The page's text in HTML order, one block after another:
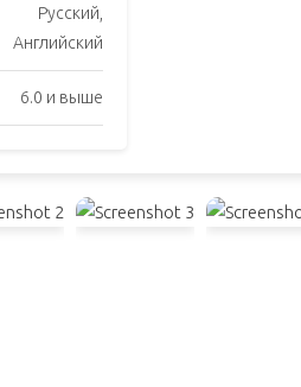
Русский,
Английский
6.0 и выше